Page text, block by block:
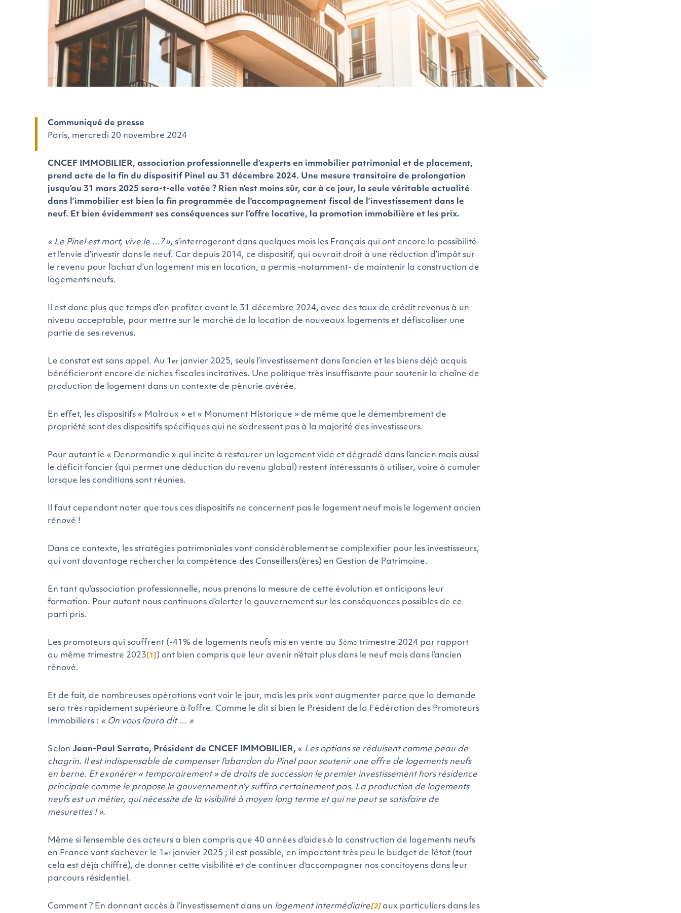
Communiqué de presse
Paris, mercredi 20 novembre 2024
CNCEF IMMOBILIER, association professionnelle d’experts en immobilier patrimonial et de placement,
prend acte de la fin du dispositif Pinel au 31 décembre 2024. Une mesure transitoire de prolongation
jusqu’au 31 mars 2025 sera-t-elle votée ? Rien n’est moins sûr, car à ce jour, la seule véritable actualité
dans l’immobilier est bien la fin programmée de l’accompagnement fiscal de l’investissement dans le
neuf. Et bien évidemment ses conséquences sur l’offre locative, la promotion immobilière et les prix.
« Le Pinel est mort, vive le …? », s’interrogeront dans quelques mois les Français qui ont encore la possibilité
et l’envie d’investir dans le neuf. Car depuis 2014, ce dispositif, qui ouvrait droit à une réduction d’impôt sur
le revenu pour l’achat d’un logement mis en location, a permis -notamment- de maintenir la construction de
logements neufs.
Il est donc plus que temps d’en profiter avant le 31 décembre 2024, avec des taux de crédit revenus à un
niveau acceptable, pour mettre sur le marché de la location de nouveaux logements et défiscaliser une
partie de ses revenus.
Le constat est sans appel. Au 1 er janvier 2025, seuls l’investissement dans l’ancien et les biens déjà acquis
bénéficieront encore de niches fiscales incitatives. Une politique très insuffisante pour soutenir la chaîne de
production de logement dans un contexte de pénurie avérée.
En effet, les dispositifs « Malraux » et « Monument Historique » de même que le démembrement de
propriété sont des dispositifs spécifiques qui ne s’adressent pas à la majorité des investisseurs.
Pour autant le « Denormandie » qui incite à restaurer un logement vide et dégradé dans l’ancien mais aussi
le déficit foncier (qui permet une déduction du revenu global) restent intéressants à utiliser, voire à cumuler
lorsque les conditions sont réunies.
Il faut cependant noter que tous ces dispositifs ne concernent pas le logement neuf mais le logement ancien
rénové !
Dans ce contexte, les stratégies patrimoniales vont considérablement se complexifier pour les investisseurs,
qui vont davantage rechercher la compétence des Conseillers(ères) en Gestion de Patrimoine.
En tant qu’association professionnelle, nous prenons la mesure de cette évolution et anticipons leur
formation. Pour autant nous continuons d’alerter le gouvernement sur les conséquences possibles de ce
parti pris.
Les promoteurs qui souffrent (-41% de logements neufs mis en vente au 3ème trimestre 2024 par rapport
au même trimestre 2023 [1]
) ont bien compris que leur avenir n’était plus dans le neuf mais dans l’ancien
rénové.
Et de fait, de nombreuses opérations vont voir le jour, mais les prix vont augmenter parce que la demande
sera très rapidement supérieure à l’offre. Comme le dit si bien le Président de la Fédération des Promoteurs
Immobiliers : « On vous l’aura dit … »
Selon Jean-Paul Serrato, Président de CNCEF IMMOBILIER, « Les options se réduisent comme peau de
chagrin. Il est indispensable de compenser l’abandon du Pinel pour soutenir une offre de logements neufs
en berne. Et exonérer « temporairement » de droits de succession le premier investissement hors résidence
principale comme le propose le gouvernement n’y suffira certainement pas. La production de logements
neufs est un métier, qui nécessite de la visibilité à moyen long terme et qui ne peut se satisfaire de
mesurettes ! ».
Même si l’ensemble des acteurs a bien compris que 40 années d’aides à la construction de logements neufs
en France vont s’achever le 1 er janvier 2025 ; il est possible, en impactant très peu le budget de l’état (tout
cela est déjà chiffré), de donner cette visibilité et de continuer d’accompagner nos concitoyens dans leur
parcours résidentiel.
Comment ? En donnant accès à l’investissement dans un logement intermédiaire[2]aux particuliers dans les